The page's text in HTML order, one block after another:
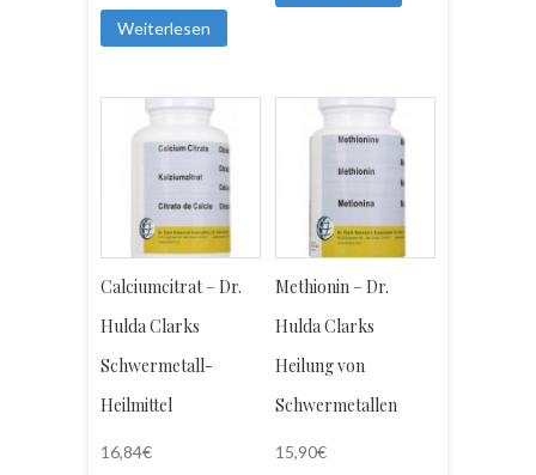
Weiterlesen
Calciumcitrat – Dr.
Hulda Clarks
Schwermetall-
Heilmittel
16,84€
Methionin – Dr.
Hulda Clarks
Heilung von
Schwermetallen
15,90€